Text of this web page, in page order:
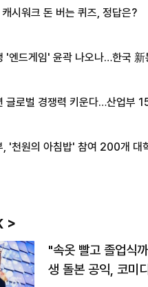
시워크 돈 버는 퀴즈, 정답은?
'엔드게임' 윤곽 나오나…한국 新
글로벌 경쟁력 키운다…산업부
, '천원의 아침밥' 참여 200개 대
>
"속옷 빨고 졸업식
생 돌본 공익, 코미